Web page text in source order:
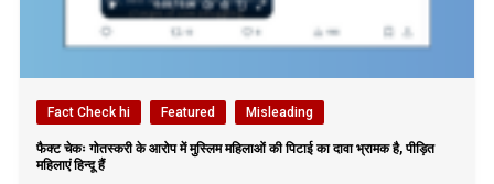
Fact Check hi Featured Misleading
फैक्ट चेकः गोतस्करी के आरोप में मुस्लिम महिलाओं की पिटाई का दावा भ्रामक है, पीड़ित
महिलाएं हिन्दू हैं